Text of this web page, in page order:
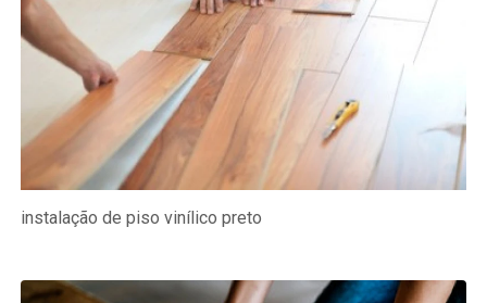
instalação de piso vinílico preto